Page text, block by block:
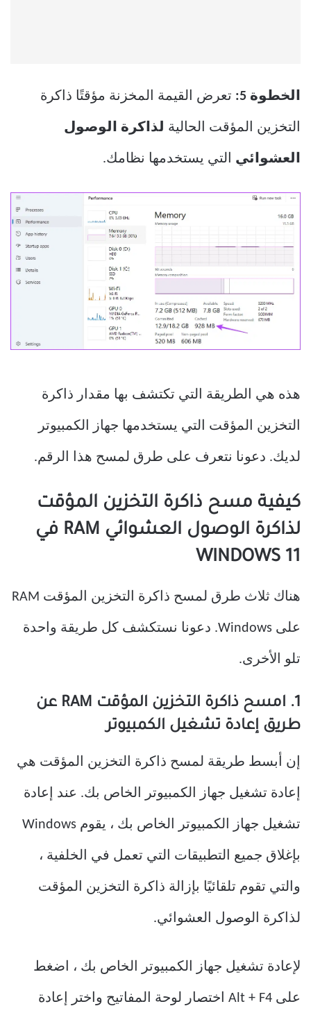
الخطوة 5: تعرض القيمة المخزنة مؤقتًا ذاكرة
التخزين المؤقت الحالية لذاكرة الوصول
العشوائي التي يستخدمها نظامك.
هذه هي الطريقة التي تكتشف بها مقدار ذاكرة
التخزين المؤقت التي يستخدمها جهاز الكمبيوتر
لديك. دعونا نتعرف على طرق لمسح هذا الرقم.
كيفية مسح ذاكرة التخزين المؤقت
لذاكرة الوصول العشوائي RAM في
WINDOWS 11
هناك ثلاث طرق لمسح ذاكرة التخزين المؤقت RAM
على Windows. دعونا نستكشف كل طريقة واحدة
تلو الأخرى.
1. امسح ذاكرة التخزين المؤقت RAM عن
طريق إعادة تشغيل الكمبيوتر
إن أبسط طريقة لمسح ذاكرة التخزين المؤقت هي
إعادة تشغيل جهاز الكمبيوتر الخاص بك. عند إعادة
تشغيل جهاز الكمبيوتر الخاص بك ، يقوم Windows
بإغلاق جميع التطبيقات التي تعمل في الخلفية ،
والتي تقوم تلقائيًا بإزالة ذاكرة التخزين المؤقت
لذاكرة الوصول العشوائي.
لإعادة تشغيل جهاز الكمبيوتر الخاص بك ، اضغط
على Alt + F4 اختصار لوحة المفاتيح واختر إعادة